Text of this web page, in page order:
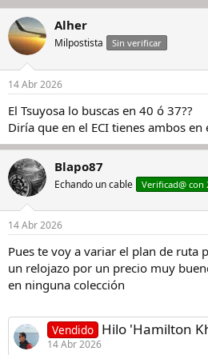
Alher
Milpostista Sin verificar
14 Abr 2026
El Tsuyosa lo buscas en 40 ó 37??
Diría que en el ECI tienes ambos en
Blapo87
Echando un cable Verificad@ con
14 Abr 2026
Pues te voy a variar el plan de ruta
un relojazo por un precio muy
en ninguna colección
Vendido Hilo 'Hamilton
14 Abr 2026